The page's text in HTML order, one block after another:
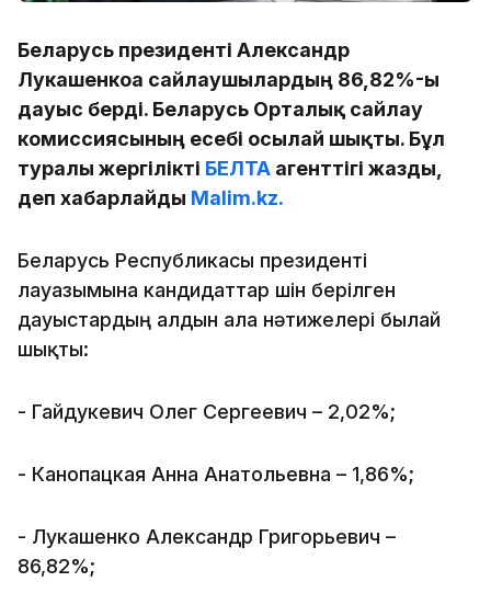
Беларусь президенті Александр
Лукашенкоға сайлаушылардың 86,82%-ы
дауыс берді. Беларусь Орталық сайлау
комиссиясының есебі осылай шықты. Бұл
туралы жергілікті БЕЛТА агенттігі жазды,
деп хабарлайды Malim.kz.
Беларусь Республикасы президенті
лауазымына кандидаттар үшін берілген
дауыстардың алдын ала нәтижелері былай
шықты:
- Гайдукевич Олег Сергеевич – 2,02%;
- Канопацкая Анна Анатольевна – 1,86%;
- Лукашенко Александр Григорьевич –
86,82%;